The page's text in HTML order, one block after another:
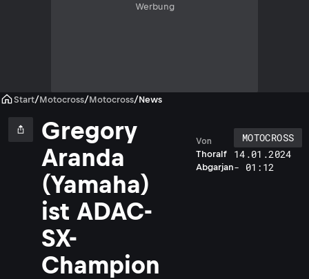
Werbung
Start/Motocross/Motocross/News
Gregory
Aranda
(Yamaha)
ist ADAC-
SX-
Champion
Thoralf
Abgarjan
Von
MOTOCROSS
14.01.2024
- 01:12